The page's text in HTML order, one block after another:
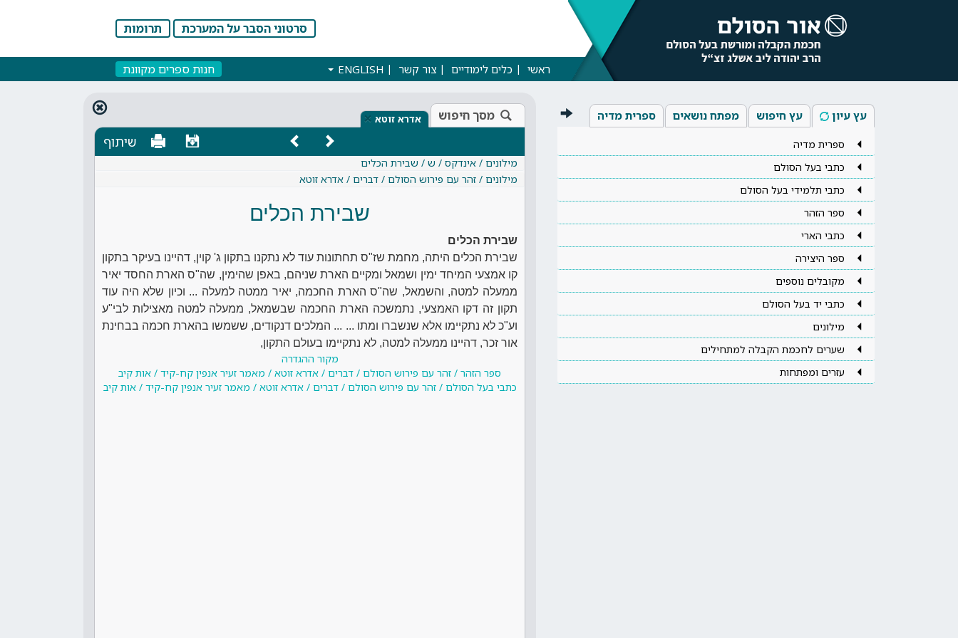
סרטוני הסבר על המערכת תרומות
ראשי כלים לימודיים צור קשר ENGLISH חנות ספרים מקוונת
עץ עיון עץ חיפוש מפתח נושאים ספרית מדיה
ספרית מדיה
כתבי בעל הסולם
כתבי תלמידי בעל הסולם
ספר הזהר
כתבי הארי
ספר היצירה
מקובלים נוספים
כתבי יד בעל הסולם
מילונים
שערים לחכמת הקבלה למתחילים
עזרים ומפתחות
מסך חיפוש אדרא זוטא ×
שיתוף
מילונים / אינדקס / ש / שבירת הכלים
מילונים / זהר עם פירוש הסולם / דברים / אדרא זוטא
שבירת הכלים
שבירת הכלים
שבירת הכלים היתה, מחמת שז"ס תחתונות עוד לא נתקנו בתקון ג' קוין, דהיינו בעיקר בתקון
קו אמצעי המיחד ימין ושמאל ומקיים הארת שניהם, באפן שהימין, שה"ס הארת החסד יאיר
ממעלה למטה, והשמאל, שה"ס הארת החכמה, יאיר ממטה למעלה ... וכיון שלא היה עוד
תקון זה דקו האמצעי, נתמשכה הארת החכמה שבשמאל, ממעלה למטה מאצילות לבי"ע
וע"כ לא נתקיימו אלא שנשברו ומתו ... ... המלכים דנקודים, ששמשו בהארת חכמה בבחינת
אור זכר, דהיינו ממעלה למטה, לא נתקיימו בעולם התקון,
מקור ההגדרה
ספר הזהר / זהר עם פירוש הסולם / דברים / אדרא זוטא / מאמר זעיר אנפין קח-קיד / אות קיב
כתבי בעל הסולם / זהר עם פירוש הסולם / דברים / אדרא זוטא / מאמר זעיר אנפין קח-קיד / אות קיב